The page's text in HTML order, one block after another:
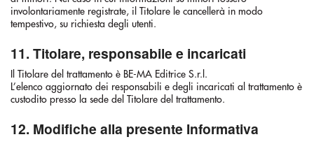
involontariamente registrate, il Titolare le cancellerà in modo
tempestivo, su richiesta degli utenti.
11. Titolare, responsabile e incaricati
Il Titolare del trattamento è BE-MA Editrice S.r.l.
L’elenco aggiornato dei responsabili e degli incaricati al trattamento è
custodito presso la sede del Titolare del trattamento.
12. Modifiche alla presente Informativa